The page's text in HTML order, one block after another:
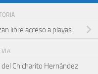
libre acceso a playas
Chicharito Hernández